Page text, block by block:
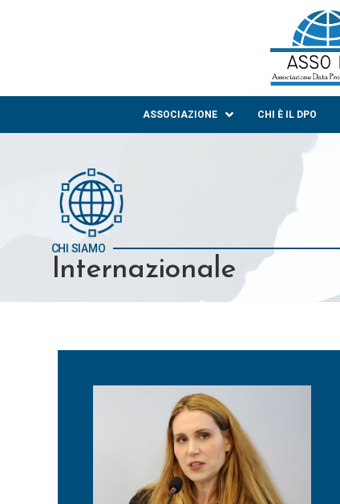
ASSOCIAZIONE CHI È IL DPO
CHI SIAMO
Internazionale